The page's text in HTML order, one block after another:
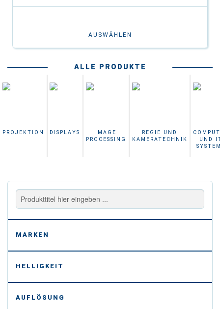
AUSWÄHLEN
ALLE PRODUKTE
PROJEKTION DISPLAYS
IMAGE
PROCESSING
REGIE UND
KAMERATECHNIK
UND
MARKEN
HELLIGKEIT
AUFLÖSUNG